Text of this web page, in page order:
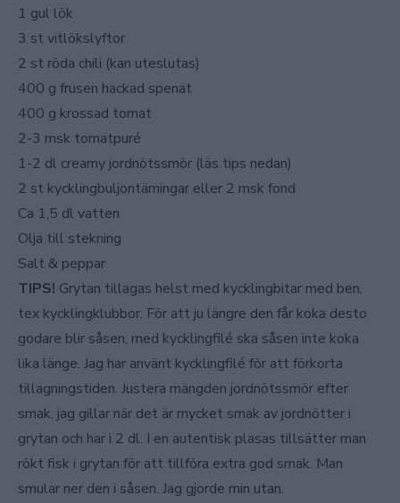
1 gul lök
3 st vitlökslyftor
2 st röda chili (kan uteslutas)
400 g frusen hackad spenat
400 g krossad tomat
2-3 msk tomatpuré
1-2 dl creamy jordnötssmör (läs tips nedan)
2 st kycklingbuljontärningar eller 2 msk fond
Ca 1,5 dl vatten
Olja till stekning
Salt & peppar
TIPS! Grytan tillagas helst med kycklingbitar med ben,
tex kycklingklubbor. För att ju längre den får koka desto
godare blir såsen, med kycklingfilé ska såsen inte koka
lika länge. Jag har använt kycklingfilé för att förkorta
tillagningstiden. Justera mängden jordnötssmör efter
smak, jag gillar när det är mycket smak av jordnötter i
grytan och har i 2 dl. I en autentisk plasas tillsätter man
rökt fisk i grytan för att tillföra extra god smak. Man
smular ner den i såsen. Jag gjorde min utan.